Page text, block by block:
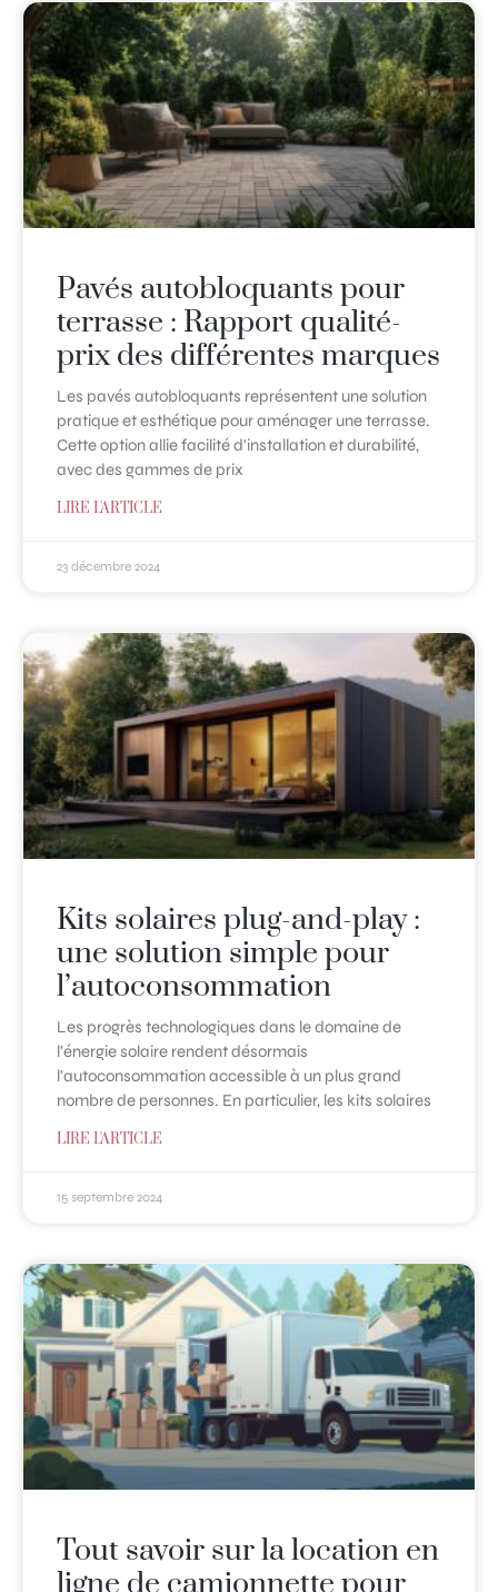
Pavés autobloquants pour
terrasse : Rapport qualité-
prix des différentes marques
Les pavés autobloquants représentent une solution
pratique et esthétique pour aménager une terrasse.
Cette option allie facilité d'installation et durabilité,
avec des gammes de prix
LIRE L'ARTICLE
23 décembre 2024
Kits solaires plug-and-play :
une solution simple pour
l’autoconsommation
Les progrès technologiques dans le domaine de
l’énergie solaire rendent désormais
l’autoconsommation accessible à un plus grand
nombre de personnes. En particulier, les kits solaires
LIRE L'ARTICLE
15 septembre 2024
Tout savoir sur la location en
ligne de camionnette pour